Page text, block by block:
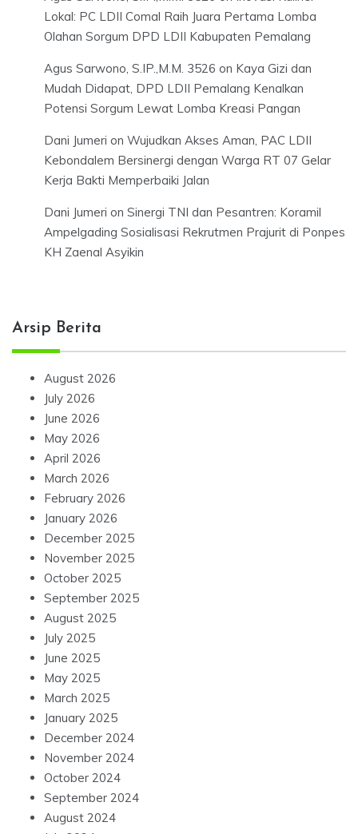
Lokal: PC LDII Comal Raih Juara Pertama Lomba
Olahan Sorgum DPD LDII Kabupaten Pemalang
Agus Sarwono, S.IP.,M.M. 3526 on Kaya Gizi dan
Mudah Didapat, DPD LDII Pemalang Kenalkan
Potensi Sorgum Lewat Lomba Kreasi Pangan
Dani Jumeri on Wujudkan Akses Aman, PAC LDII
Kebondalem Bersinergi dengan Warga RT 07 Gelar
Kerja Bakti Memperbaiki Jalan
Dani Jumeri on Sinergi TNI dan Pesantren: Koramil
Ampelgading Sosialisasi Rekrutmen Prajurit di Ponpes
KH Zaenal Asyikin
Arsip Berita
August 2026
July 2026
June 2026
May 2026
April 2026
March 2026
February 2026
January 2026
December 2025
November 2025
October 2025
September 2025
August 2025
July 2025
June 2025
May 2025
March 2025
January 2025
December 2024
November 2024
October 2024
September 2024
August 2024